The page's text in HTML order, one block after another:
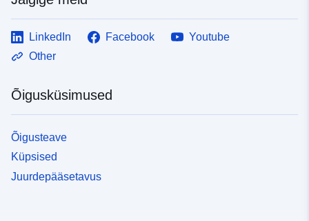
LinkedIn Facebook
Youtube
Other
Õigusküsimused
Õigusteave
Küpsised
Juurdepääsetavus